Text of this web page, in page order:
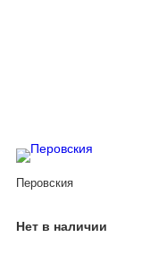
Перовския
Нет в наличии